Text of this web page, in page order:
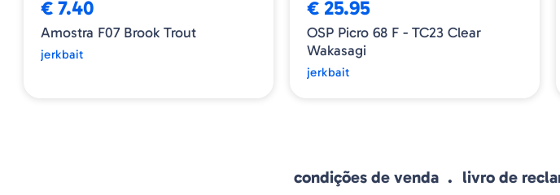
€ 7.40
Amostra F07 Brook Trout
jerkbait
€ 25.95
OSP Picro 68 F - TC23 Clear
Wakasagi
jerkbait
condições de venda livro de